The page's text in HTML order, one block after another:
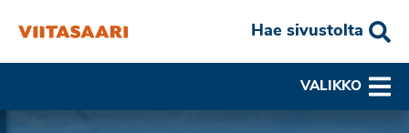
Hae sivustolta
VALIKKO